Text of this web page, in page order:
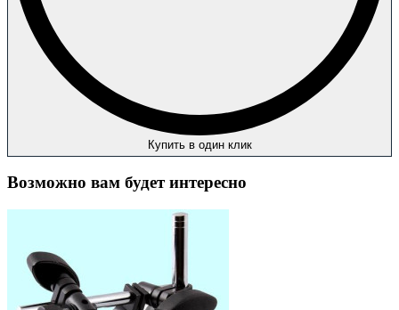
Купить в один клик
Возможно вам будет интересно